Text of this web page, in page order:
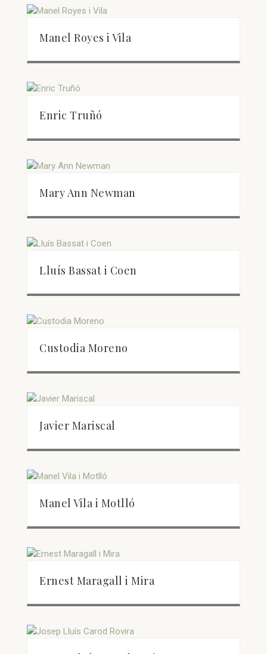
Manel Royes i Vila
Enric Truñó
Mary Ann Newman
Lluís Bassat i Coen
Custodia Moreno
Javier Mariscal
Manel Vila i Motlló
Ernest Maragall i Mira